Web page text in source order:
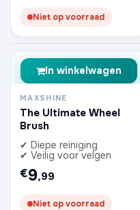
Niet op voorraad
In winkelwagen
MAXSHINE
The Ultimate Wheel
Brush
✔ Diepe reiniging
✔ Veilig voor velgen
€9,99
Niet op voorraad